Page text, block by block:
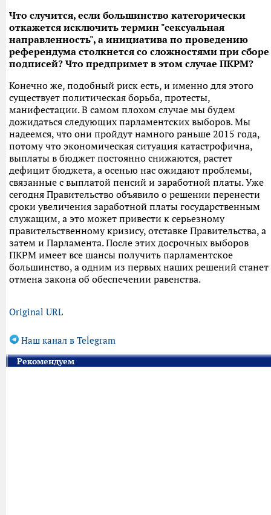
Что случится, если большинство категорически
откажется исключить термин "сексуальная
направленность", а инициатива по проведению
референдума столкнется со сложностями при сборе
подписей? Что предпримет в этом случае ПКРМ?
Конечно же, подобный риск есть, и именно для этого
существует политическая борьба, протесты,
манифестации. В самом плохом случае мы будем
дожидаться следующих парламентских выборов. Мы
надеемся, что они пройдут намного раньше 2015 года,
потому что экономическая ситуация катастрофична,
выплаты в бюджет постоянно снижаются, растет
дефицит бюджета, а осенью нас ожидают проблемы,
связанные с выплатой пенсий и заработной платы. Уже
сегодня Правительство объявило о решении перенести
сроки увеличения заработной платы государственным
служащим, а это может привести к серьезному
правительственному кризису, отставке Правительства, а
затем и Парламента. После этих досрочных выборов
ПКРМ имеет все шансы получить парламентское
большинство, а одним из первых наших решений станет
отмена закона об обеспечении равенства.
Original URL
Наш канал в Telegram
Рекомендуем